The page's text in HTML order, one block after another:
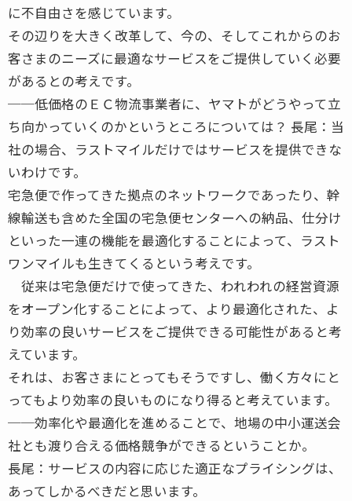
に不自由さを感じています。
その辺りを大きく改革して、今の、そしてこれからのお
客さまのニーズに最適なサービスをご提供していく必要
があるとの考えです。
──低価格のＥＣ物流事業者に、ヤマトがどうやって立
ち向かっていくのかというところについては？ 長尾：当
社の場合、ラストマイルだけではサービスを提供できな
いわけです。
宅急便で作ってきた拠点のネットワークであったり、幹
線輸送も含めた全国の宅急便センターへの納品、仕分け
といった一連の機能を最適化することによって、ラスト
ワンマイルも生きてくるという考えです。
従来は宅急便だけで使ってきた、われわれの経営資源
をオープン化することによって、より最適化された、よ
り効率の良いサービスをご提供できる可能性があると考
えています。
それは、お客さまにとってもそうですし、働く方々にと
ってもより効率の良いものになり得ると考えています。
──効率化や最適化を進めることで、地場の中小運送会
社とも渡り合える価格競争ができるということか。
長尾：サービスの内容に応じた適正なプライシングは、
あってしかるべきだと思います。